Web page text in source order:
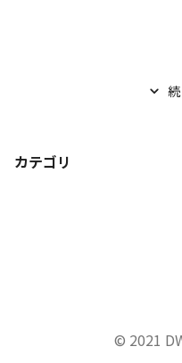
カテゴリ
© 2021